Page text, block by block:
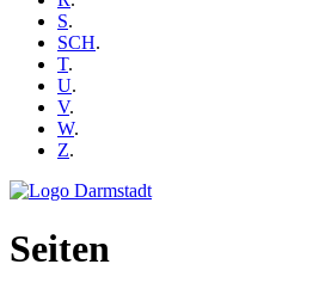
S.
SCH.
T.
U.
V.
W.
Z.
Seiten